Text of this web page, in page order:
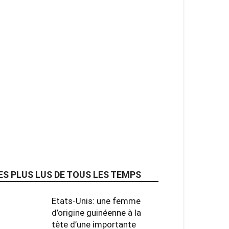
PLUS LUS DE TOUS LES TEMPS
Etats-Unis: une femme
d’origine guinéenne à la
tête d’une importante